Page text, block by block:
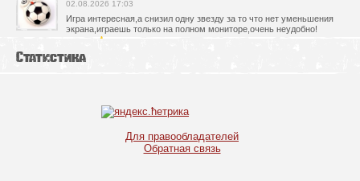
02.08.2026 17:03
Игра интересная,а снизил одну звезду за то что нет уменьшения
экрана,играешь только на полном мониторе,очень неудобно!
испробовал?
30.07.2026 00:43
Статистика
Для правообладателей
Обратная связь